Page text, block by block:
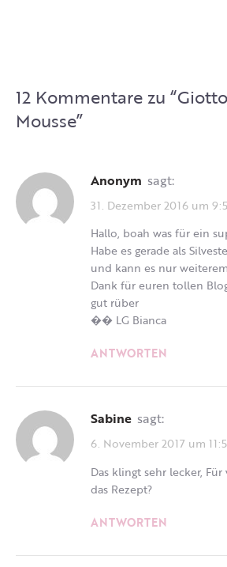
12 Kommentare zu “
Mousse”
Anonym sagt:
31. Dezember 2016 um
Hallo, boah was für ein
Habe es gerade als
und kann es nur
Dank für euren tollen
gut rüber
�� LG Bianca
ANTWORTEN
Sabine sagt:
6. November 2017 um
Das klingt sehr lecker,
das Rezept?
ANTWORTEN